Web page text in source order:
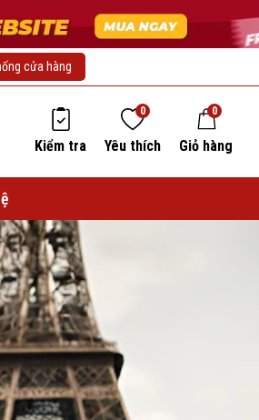
cửa hàng
Kiểm tra Yêu thích
0
Giỏ hàng
0